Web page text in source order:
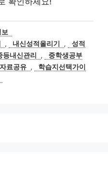
, 내신성적올리기 ,
성적
등내신관리 ,
중학생공부
료공유 ,
학습지선택가이